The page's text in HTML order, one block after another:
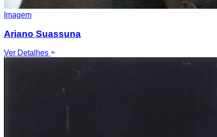
Imagem
Ariano Suassuna
Ver Detalhes